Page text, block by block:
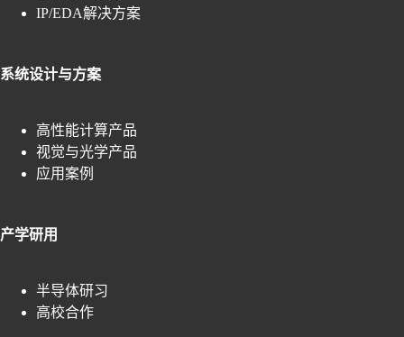
IP/EDA解决方案
系统设计与方案
高性能计算产品
视觉与光学产品
应用案例
产学研用
半导体研习
高校合作